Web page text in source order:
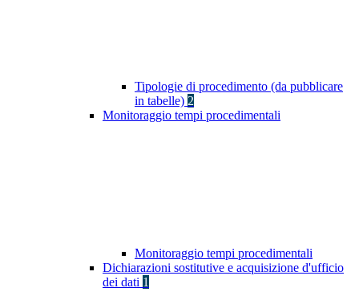
Tipologie di procedimento (da pubblicare
in tabelle) 2
Monitoraggio tempi procedimentali
Monitoraggio tempi procedimentali
Dichiarazioni sostitutive e acquisizione d'ufficio
dei dati 1